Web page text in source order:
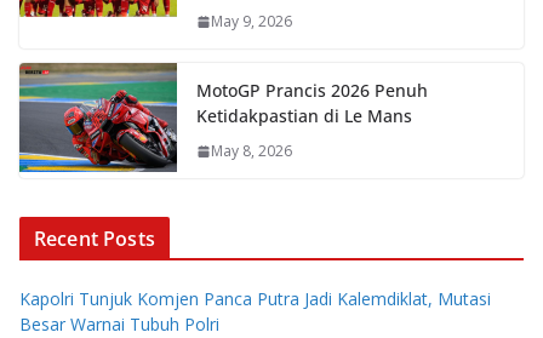
May 9, 2026
MotoGP Prancis 2026 Penuh
Ketidakpastian di Le Mans
May 8, 2026
Recent Posts
Kapolri Tunjuk Komjen Panca Putra Jadi Kalemdiklat, Mutasi
Besar Warnai Tubuh Polri